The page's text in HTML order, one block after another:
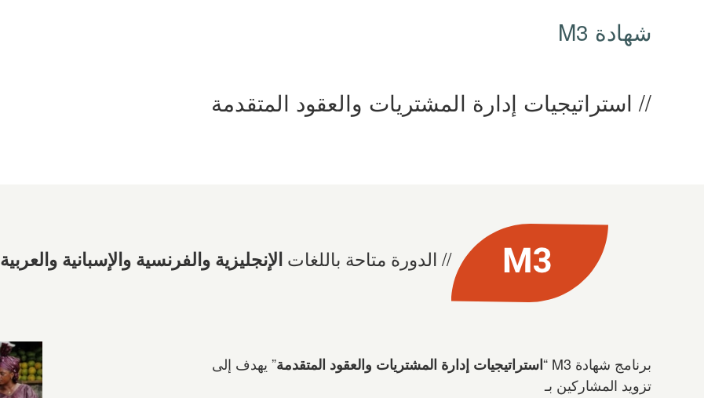
شهادة M3
استراتيجيات إدارة المشتريات والعقود المتقدمة
الدورة متاحة باللغات الإنجليزية والفرنسية والإسبانية والعربية
برنامج شهادة M3 “ استراتيجيات إدارة المشتريات والعقود المتقدمة” يهدف إلى
تزويد المشاركين بـ